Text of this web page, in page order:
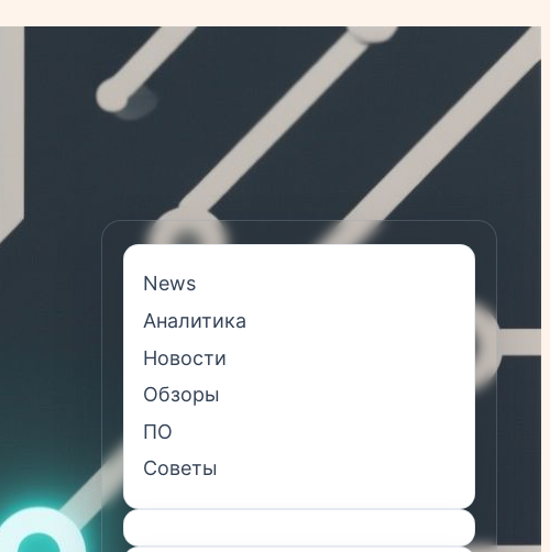
News
Аналитика
Новости
Обзоры
ПО
Советы